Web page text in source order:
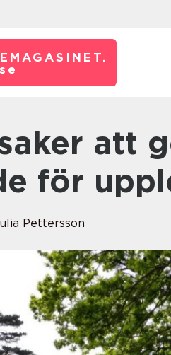
se
för
Pettersson